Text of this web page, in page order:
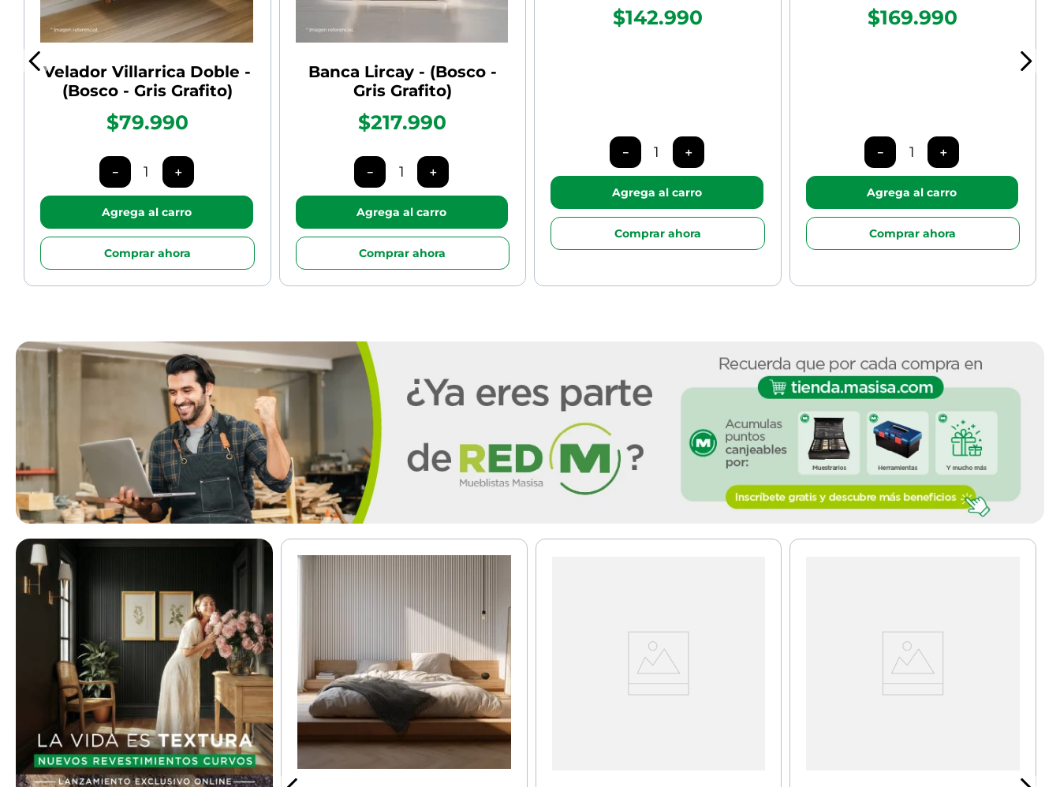
Velador Villarrica Doble -
(Bosco - Gris Grafito)
$79.990
＋
－
Agrega al carro
Comprar ahora
Banca Lircay - (Bosco -
Gris Grafito)
$217.990
＋
－
Agrega al carro
Comprar ahora
$142.990
＋
－
Agrega al carro
Comprar ahora
$169.990
＋
－
Agrega al carro
Comprar ahora